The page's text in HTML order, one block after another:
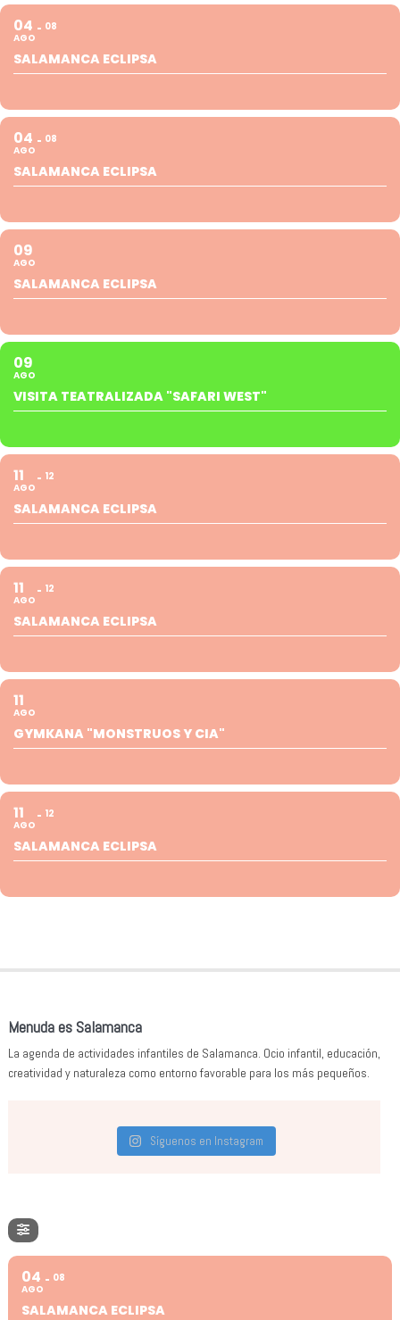
04
AGO
08
SALAMANCA ECLIPSA
04
AGO
08
SALAMANCA ECLIPSA
09
AGO
SALAMANCA ECLIPSA
09
AGO
VISITA TEATRALIZADA "SAFARI WEST"
11
AGO
12
SALAMANCA ECLIPSA
11
AGO
12
SALAMANCA ECLIPSA
11
AGO
GYMKANA "MONSTRUOS Y CIA"
11
AGO
12
SALAMANCA ECLIPSA
Menuda es Salamanca
La agenda de actividades infantiles de Salamanca. Ocio infantil, educación,
creatividad y naturaleza como entorno favorable para los más pequeños.
Síguenos en Instagram
04
AGO
08
SALAMANCA ECLIPSA